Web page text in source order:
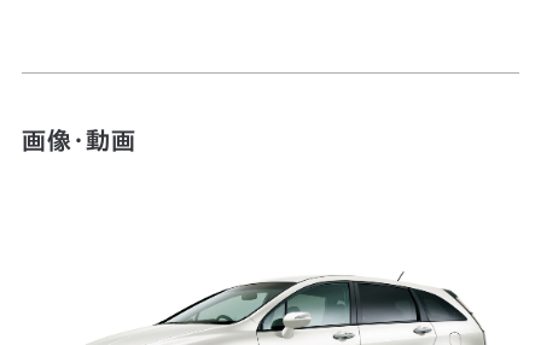
画像・動画